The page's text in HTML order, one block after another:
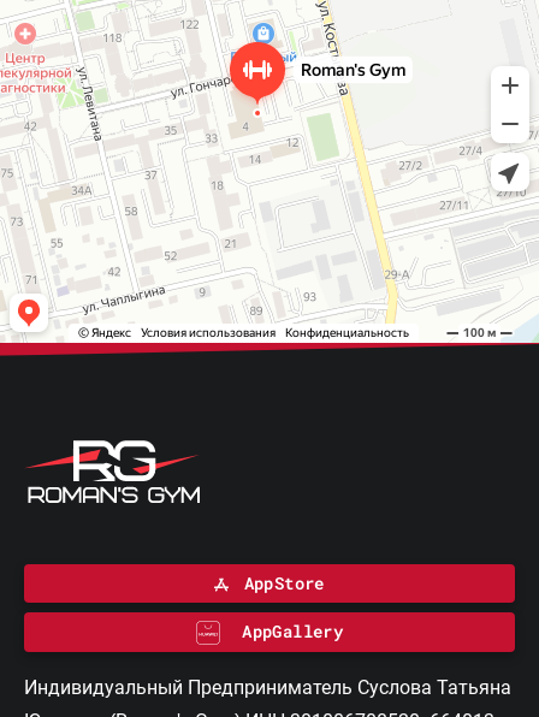
AppStore
AppGallery
Индивидуальный Предприниматель Суслова Татьяна